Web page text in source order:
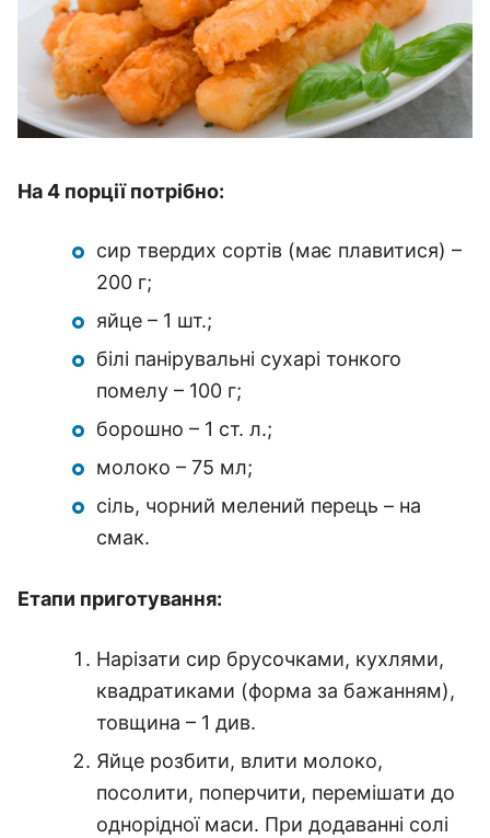
На 4 порції потрібно:
сир твердих сортів (має плавитися) –
200 г;
яйце – 1 шт.;
білі панірувальні сухарі тонкого
помелу – 100 г;
борошно – 1 ст. л.;
молоко – 75 мл;
сіль, чорний мелений перець – на
смак.
Етапи приготування:
Нарізати сир брусочками, кухлями,
квадратиками (форма за бажанням),
товщина – 1 див.
Яйце розбити, влити молоко,
посолити, поперчити, перемішати до
однорідної маси. При додаванні солі